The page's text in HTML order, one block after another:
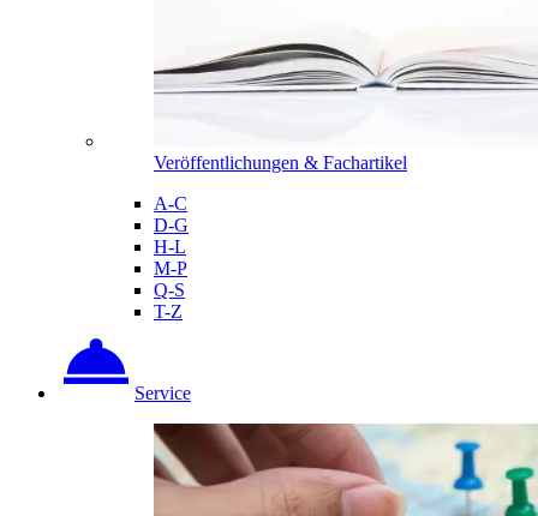
Veröffentlichungen & Fachartikel
A-C
D-G
H-L
M-P
Q-S
T-Z
Service